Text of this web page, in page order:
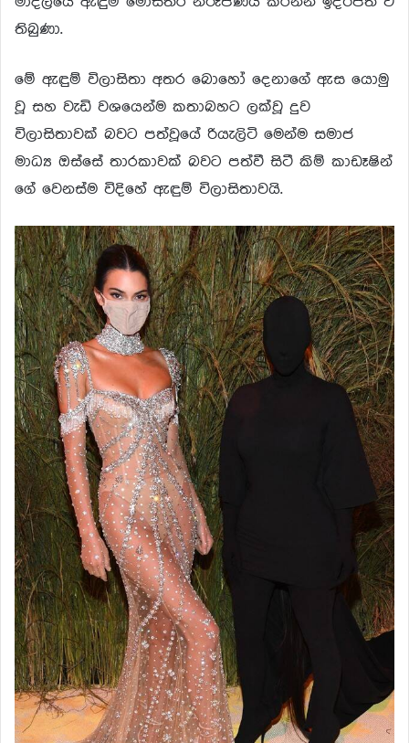
තිබුණා.
මේ ඇඳුම් විලාසිතා අතර බොහෝ දෙනාගේ ඇස යොමු
වූ සහ වැඩි වශයෙන්ම කතාබහට ලක්වූ දුව
විලාසිතාවක් බවට පත්වූයේ රියැලිටි මෙන්ම සමාජ
මාධ්‍ය ඔස්සේ තාරකාවක් බවට පත්වී සිටී කිම් කාඩෑෂින්
ගේ වෙනස්ම විදිහේ ඇඳුම් විලාසිතාවයි.